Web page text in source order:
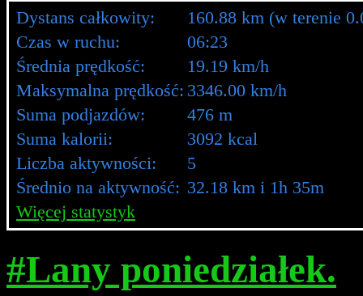
Dystans całkowity:
160.88 km (w terenie
Czas w ruchu:
06:23
Średnia prędkość:
19.19 km/h
Maksymalna prędkość: 3346.00 km/h
Suma podjazdów:
476 m
Suma kalorii:
3092 kcal
Liczba aktywności:
5
Średnio na aktywność: 32.18 km i 1h 35m
Więcej statystyk
#Lany poniedziałek.